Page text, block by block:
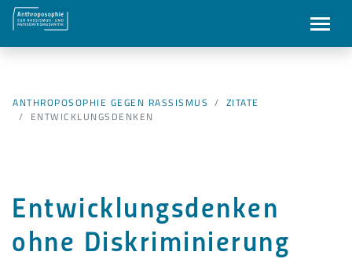
ANTHROPOSOPHIE GEGEN RASSISMUS
ZITATE
ENTWICKLUNGSDENKEN
Entwicklungsdenken
ohne Diskriminierung